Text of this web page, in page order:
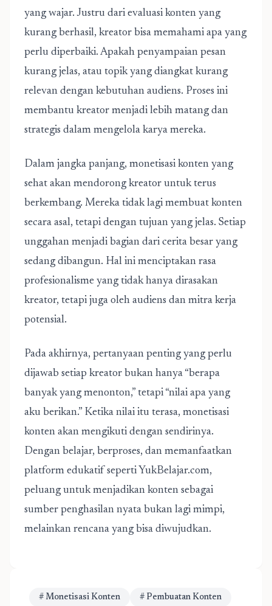
yang wajar. Justru dari evaluasi konten yang
kurang berhasil, kreator bisa memahami apa yang
perlu diperbaiki. Apakah penyampaian pesan
kurang jelas, atau topik yang diangkat kurang
relevan dengan kebutuhan audiens. Proses ini
membantu kreator menjadi lebih matang dan
strategis dalam mengelola karya mereka.
Dalam jangka panjang, monetisasi konten yang
sehat akan mendorong kreator untuk terus
berkembang. Mereka tidak lagi membuat konten
secara asal, tetapi dengan tujuan yang jelas. Setiap
unggahan menjadi bagian dari cerita besar yang
sedang dibangun. Hal ini menciptakan rasa
profesionalisme yang tidak hanya dirasakan
kreator, tetapi juga oleh audiens dan mitra kerja
potensial.
Pada akhirnya, pertanyaan penting yang perlu
dijawab setiap kreator bukan hanya “berapa
banyak yang menonton,” tetapi “nilai apa yang
aku berikan.” Ketika nilai itu terasa, monetisasi
konten akan mengikuti dengan sendirinya.
Dengan belajar, berproses, dan memanfaatkan
platform edukatif seperti YukBelajar.com,
peluang untuk menjadikan konten sebagai
sumber penghasilan nyata bukan lagi mimpi,
melainkan rencana yang bisa diwujudkan.
# Monetisasi Konten # Pembuatan Konten